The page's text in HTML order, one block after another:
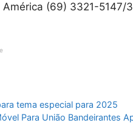
(69) 3321-5147/
tema especial para 2025
Para União Bandeirantes